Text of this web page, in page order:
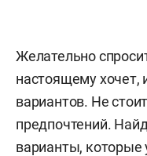
Желательно
настоящему хочет,
вариантов. Не
предпочтений.
варианты, которые